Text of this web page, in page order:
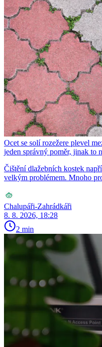
Ocet se solí rozežere plevel
jeden správný poměr, jinak to
Čištění dlažebních kostek
velkým problémem. Mnoho
Chalupáři-Zahrádkáři
8. 8. 2026, 18:28
2 min